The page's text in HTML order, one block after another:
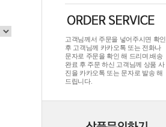
고객님께서 주문을 넣어주시면 확인
후 고객님께 카카오톡 또는 전화나
문자로 주문을 확인 해 드리며.배송
완료 후 주문 하신 고객님께 상품 사
진을 카카오톡 또는 문자로 발송 해
드립니다.